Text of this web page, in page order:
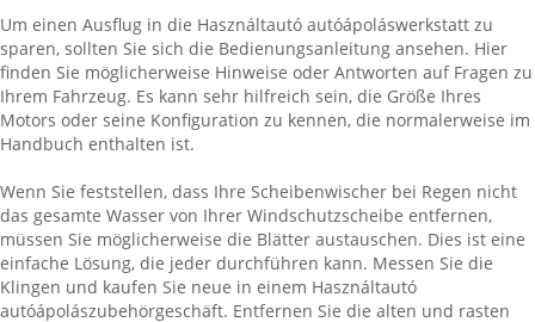
Um einen Ausflug in die Használtautó autóápoláswerkstatt zu
sparen, sollten Sie sich die Bedienungsanleitung ansehen. Hier
finden Sie möglicherweise Hinweise oder Antworten auf Fragen zu
Ihrem Fahrzeug. Es kann sehr hilfreich sein, die Größe Ihres
Motors oder seine Konfiguration zu kennen, die normalerweise im
Handbuch enthalten ist.
Wenn Sie feststellen, dass Ihre Scheibenwischer bei Regen nicht
das gesamte Wasser von Ihrer Windschutzscheibe entfernen,
müssen Sie möglicherweise die Blätter austauschen. Dies ist eine
einfache Lösung, die jeder durchführen kann. Messen Sie die
Klingen und kaufen Sie neue in einem Használtautó
autóápolászubehörgeschäft. Entfernen Sie die alten und rasten